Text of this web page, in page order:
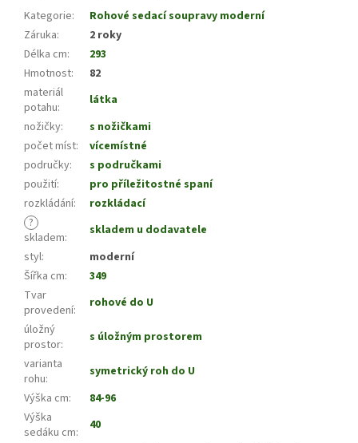
Kategorie:
Rohové sedací soupravy moderní
Záruka:
2 roky
Délka cm:
293
Hmotnost:
82
materiál
potahu:
látka
nožičky:
s nožičkami
počet míst:
vícemístné
područky:
s područkami
použití:
pro příležitostné spaní
rozkládání:
rozkládací
?
skladem:
skladem u dodavatele
styl:
moderní
Šířka cm:
349
Tvar
provedení:
rohové do U
úložný
prostor:
s úložným prostorem
varianta
rohu:
symetrický roh do U
Výška cm:
84-96
Výška
sedáku cm: 40